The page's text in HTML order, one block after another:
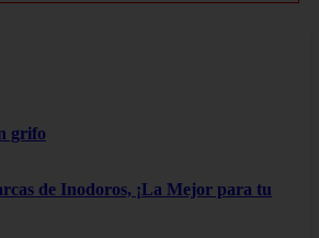
grifo
de Inodoros, ¡La Mejor para tu